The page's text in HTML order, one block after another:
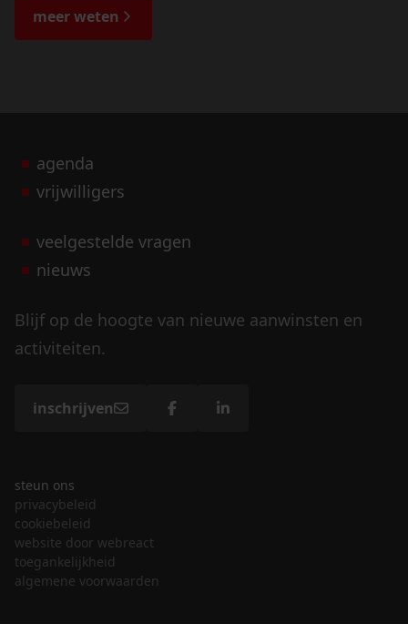
de bijzondere verhalen.
meer weten
agenda
vrijwilligers
veelgestelde vragen
nieuws
Blijf op de hoogte van nieuwe aanwinsten en
activiteiten.
inschrijven
steun ons
privacybeleid
cookiebeleid
website door webreact
toegankelijkheid
algemene voorwaarden